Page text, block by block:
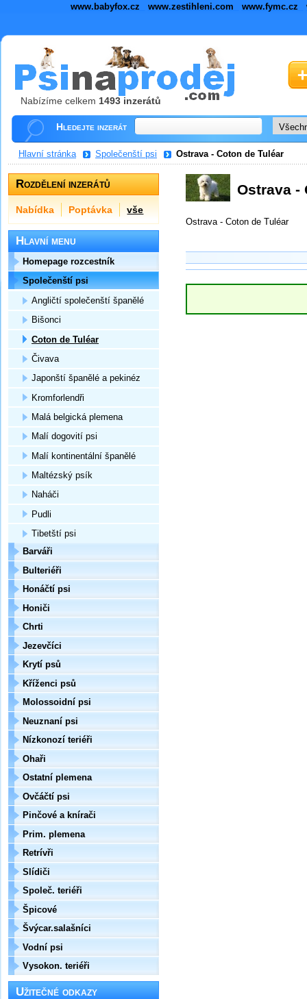
www.babyfox.cz www.zestihleni.com www.fymc.cz
Nabízíme celkem 1493 inzerátů
Hledejte inzerát
Hlavní stránka Společenští psi Ostrava - Coton de Tuléar
Ostrava -
Ostrava - Coton de Tuléar
Rozdělení inzerátů
Nabídka Poptávka vše
Hlavní menu
Homepage rozcestník
Společenští psi
Angličtí společenští španělé
Bišonci
Coton de Tuléar
Čivava
Japonští španělé a pekinéz
Kromforlendři
Malá belgická plemena
Malí dogovití psi
Malí kontinentální španělé
Maltézský psík
Naháči
Pudli
Tibetští psi
Barváři
Bulteriéři
Honáčtí psi
Honiči
Chrti
Jezevčíci
Krytí psů
Kříženci psů
Molossoidní psi
Neuznaní psi
Nízkonozí teriéři
Ohaři
Ostatní plemena
Ovčáčtí psi
Pinčové a knírači
Prim. plemena
Retrívři
Slídiči
Společ. teriéři
Špicové
Švýcar.salašníci
Vodní psi
Vysokon. teriéři
Užitečné odkazy